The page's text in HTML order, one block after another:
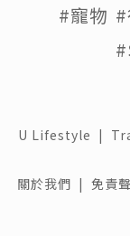
#寵物
U Lifestyle |
關於我們 | 免責